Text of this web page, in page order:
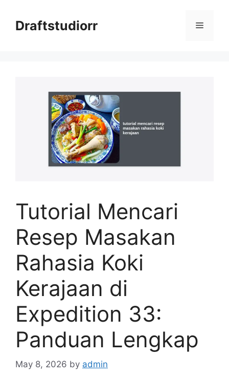
contentDraftstudiorr Menu
Tutorial Mencari
Resep Masakan
Rahasia Koki
Kerajaan di
Expedition 33:
Panduan Lengkap
May 8, 2026 by admin